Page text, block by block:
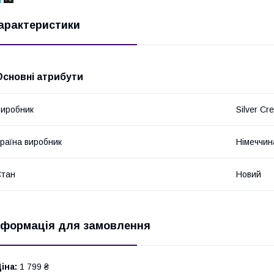
атрибути
Silver
виробник
Новий
для замовлення
1 799 ₴